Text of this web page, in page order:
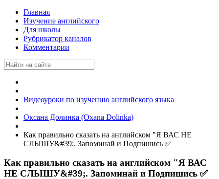
Главная
Изучение английского
Для школы
Рубрикатор каналов
Комментарии
Видеоуроки по изучению английского языка
Оксана Долинка (Oxana Dolinka)
Как правильно сказать на английском "Я ВАС НЕ
СЛЫШУ&#39;. Запоминай и Подпишись ✅
Как правильно сказать на английском "Я ВАС
НЕ СЛЫШУ&#39;. Запоминай и Подпишись ✅